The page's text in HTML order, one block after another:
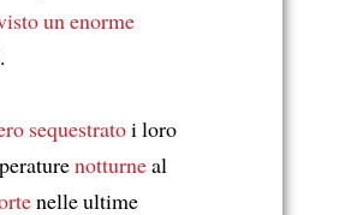
un enorme
sequestratoi loro
notturneal
nelle ultime